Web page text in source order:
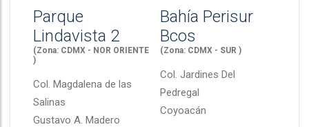
Parque
Lindavista 2
(Zona: CDMX - NOR ORIENTE
)
Col. Magdalena de las
Salinas
Gustavo A. Madero
Bahía Perisur
Bcos
(Zona: CDMX - SUR )
Col. Jardines Del
Pedregal
Coyoacán